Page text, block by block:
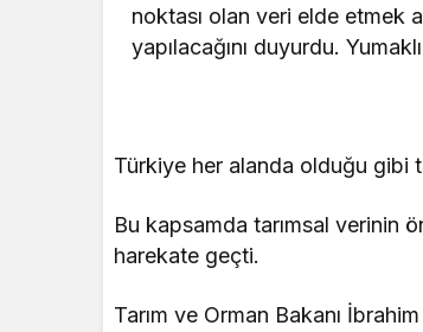
noktası olan veri elde etmek
yapılacağını duyurdu.
Türkiye her alanda olduğu gibi
Bu kapsamda tarımsal verinin
harekate geçti.
Tarım ve Orman Bakanı İbrahim